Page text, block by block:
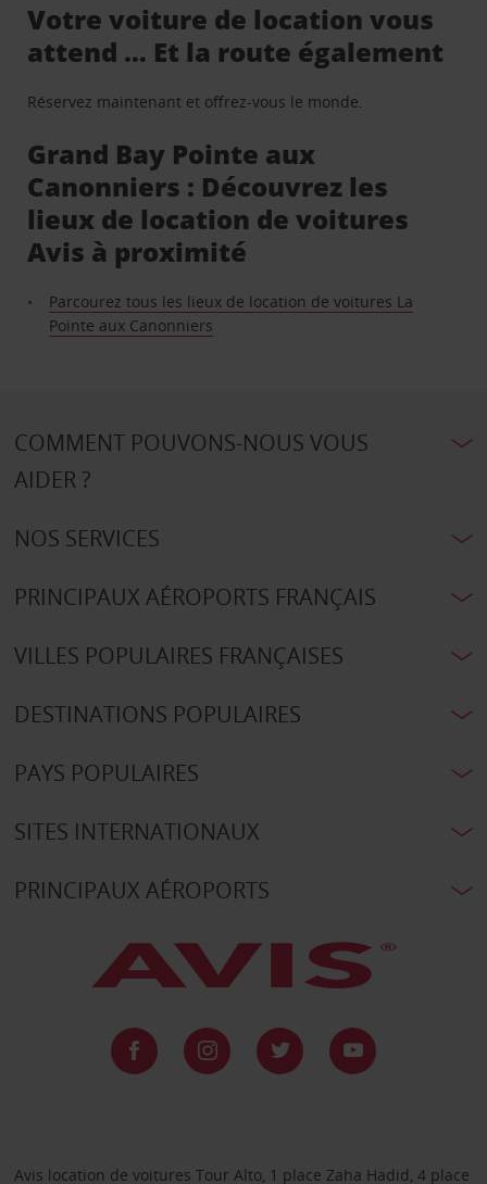
Votre voiture de location vous
attend … Et la route également
Réservez maintenant et offrez-vous le monde.
Grand Bay Pointe aux
Canonniers : Découvrez les
lieux de location de voitures
Avis à proximité
Parcourez tous les lieux de location de voitures La
Pointe aux Canonniers
COMMENT POUVONS-NOUS VOUS
AIDER ?
NOS SERVICES
PRINCIPAUX AÉROPORTS FRANÇAIS
VILLES POPULAIRES FRANÇAISES
DESTINATIONS POPULAIRES
PAYS POPULAIRES
SITES INTERNATIONAUX
PRINCIPAUX AÉROPORTS
Avis location de voitures Tour Alto, 1 place Zaha Hadid, 4 place